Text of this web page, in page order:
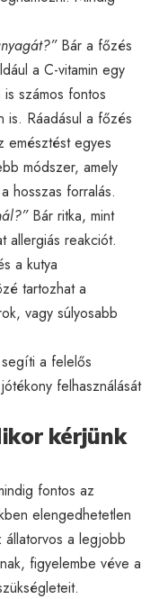
Bár a főzés
a C-vitamin egy
számos fontos
is. Ráadásul a főzés
emésztést egyes
módszer, amely
hosszas forralás.
Bár ritka, mint
allergiás reakciót.
a kutya
tartozhat a
vagy súlyosabb
a felelős
felhasználását
kérjünk
fontos az
elengedhetetlen
állatorvos a legjobb
figyelembe véve a